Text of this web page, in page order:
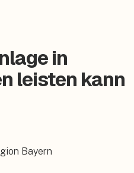
in
leisten kann
Bayern